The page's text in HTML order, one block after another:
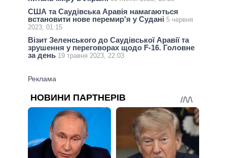
США та Саудівська Аравія намагаються
встановити нове перемир'я у Судані 5 червня
2023, 01:15
Візит Зеленського до Саудівської Аравії та
зрушення у переговорах щодо F-16. Головне
за день 19 травня 2023, 22:03